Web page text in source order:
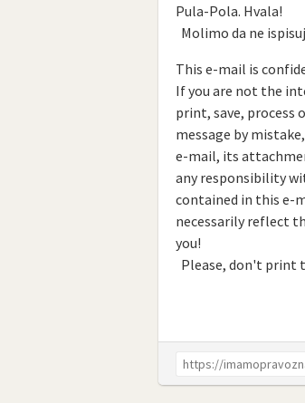
Pula-Pola. Hvala!
Molimo da ne
This e-mail is
If you are not the
print, save, process
message by
e-mail, its
any responsibility
contained in this e-
necessarily reflect
you!
Please, don't print